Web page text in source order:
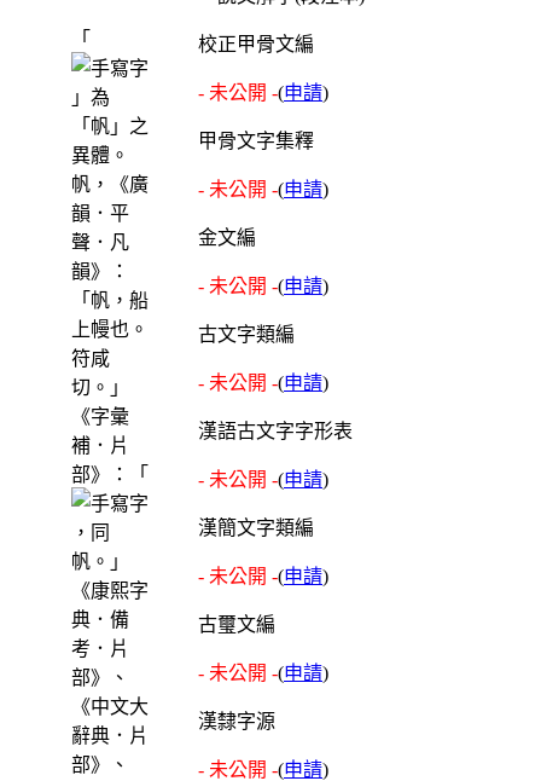
「
」為
「帆」之
異體。
帆，《廣
韻．平
聲．凡
韻》：
「帆，船
上幔也。
符咸
切。」
《字彙
補．片
部》：「
，同
帆。」
《康熙字
典．備
考．片
部》、
《中文大
辭典．片
部》、
校正甲骨文編
- 未公開 -(申請)
甲骨文字集釋
- 未公開 -(申請)
金文編
- 未公開 -(申請)
古文字類編
- 未公開 -(申請)
漢語古文字字形表
- 未公開 -(申請)
漢簡文字類編
- 未公開 -(申請)
古璽文編
- 未公開 -(申請)
漢隸字源
- 未公開 -(申請)